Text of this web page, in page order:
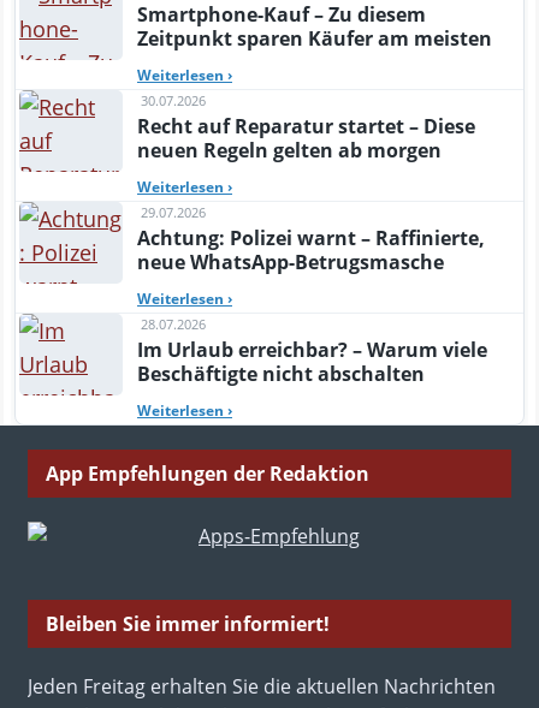
Smartphone-Kauf – Zu diesem
Zeitpunkt sparen Käufer am meisten
Weiterlesen ›
30.07.2026
Recht auf Reparatur startet – Diese
neuen Regeln gelten ab morgen
Weiterlesen ›
29.07.2026
Achtung: Polizei warnt – Raffinierte,
neue WhatsApp-Betrugsmasche
Weiterlesen ›
28.07.2026
Im Urlaub erreichbar? – Warum viele
Beschäftigte nicht abschalten
Weiterlesen ›
App Empfehlungen der Redaktion
Bleiben Sie immer informiert!
Jeden Freitag erhalten Sie die aktuellen Nachrichten